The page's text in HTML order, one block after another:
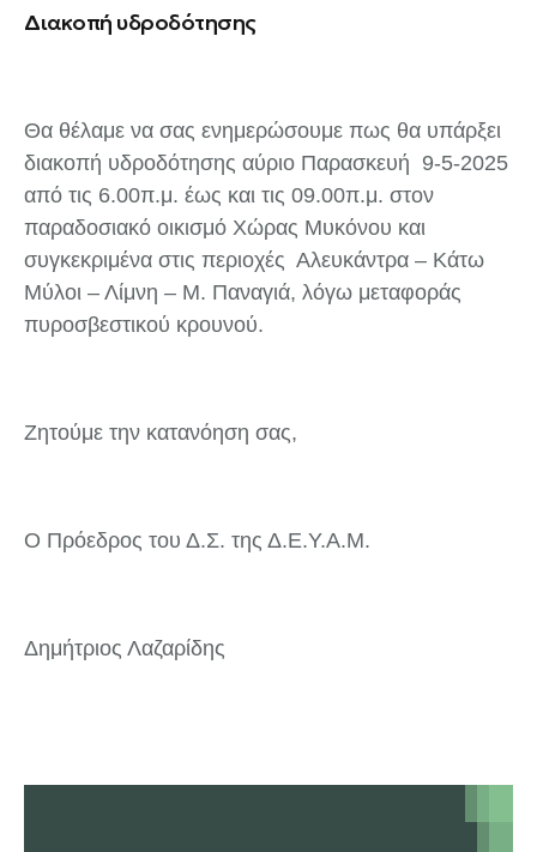
Διακοπή υδροδότησης
Θα θέλαμε να σας ενημερώσουμε πως θα υπάρξει
διακοπή υδροδότησης αύριο Παρασκευή 9-5-2025
από τις 6.00π.μ. έως και τις 09.00π.μ. στον
παραδοσιακό οικισμό Χώρας Μυκόνου και
συγκεκριμένα στις περιοχές Αλευκάντρα – Κάτω
Μύλοι – Λίμνη – Μ. Παναγιά, λόγω μεταφοράς
πυροσβεστικού κρουνού.
Ζητούμε την κατανόηση σας,
Ο Πρόεδρος του Δ.Σ. της Δ.Ε.Υ.Α.Μ.
Δημήτριος Λαζαρίδης